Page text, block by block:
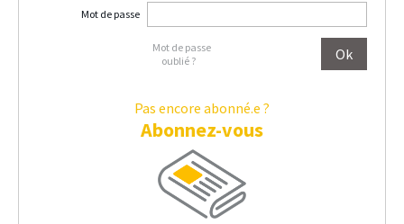
Mot de passe
Mot de passe
oublié ?
Pas encore abonné.e ?
Abonnez-vous